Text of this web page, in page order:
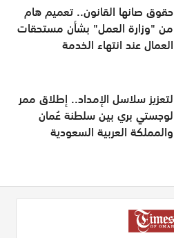
حقوق صانها القانون.. تعميم هام
من "وزارة العمل" بشأن مستحقات
العمال عند انتهاء الخدمة
لتعزيز سلاسل الإمداد.. إطلاق ممر
لوجستي بري بين سلطنة عُمان
والمملكة العربية السعودية